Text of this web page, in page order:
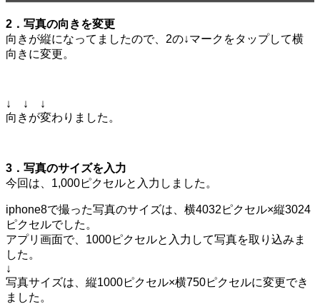
2．写真の向きを変更
向きが縦になってましたので、2の↓マークをタップして横
向きに変更。
↓ ↓ ↓
向きが変わりました。
3．写真のサイズを入力
今回は、1,000ピクセルと入力しました。
iphone8で撮った写真のサイズは、横4032ピクセル×縦3024
ピクセルでした。
アプリ画面で、1000ピクセルと入力して写真を取り込みま
した。
↓
写真サイズは、縦1000ピクセル×横750ピクセルに変更でき
ました。